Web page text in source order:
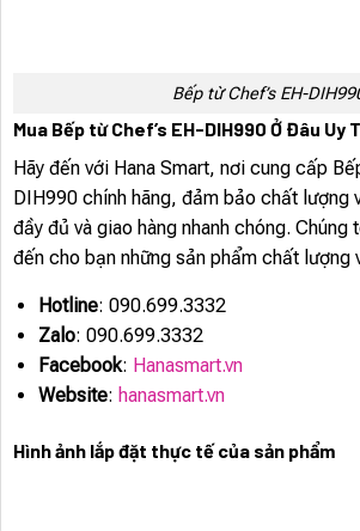
Bếp từ Chef’s EH-
Mua Bếp từ Chef’s EH-DIH990 Ở Đâu Uy
Hãy đến với Hana Smart, nơi cung cấp
DIH990 chính hãng, đảm bảo chất lượng
đầy đủ và giao hàng nhanh chóng. Chúng
đến cho bạn những sản phẩm chất lượng
Hotline: 090.699.3332
Zalo: 090.699.3332
Facebook: Hanasmart.vn
Website: hanasmart.vn
Hình ảnh lắp đặt thực tế của sản phẩm